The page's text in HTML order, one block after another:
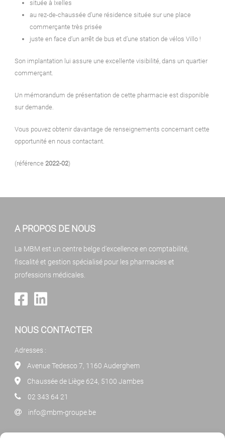
située à Ixelles
au rez-de-chaussée d’une résidence située sur une place
commerçante très prisée
juste en face d’un arrêt de bus et d’une station de vélos Villo !
Son implantation lui assure une excellente visibilité, dans un quartier
commerçant.
Un mémorandum de présentation de cette pharmacie est disponible
sur demande.
Vous pouvez obtenir davantage de renseignements concernant cette
opportunité en nous contactant.
(référence 2022-02)
A PROPOS DE NOUS
La MBM est un centre belge d'excellence en comptabilité,
fiscalité et gestion spécialisé pour les pharmacies et
professions médicales.
NOUS CONTACTER
Adresses :
Avenue Tedesco 7, 1160 Auderghem
Chaussée de Liège 624, 5100 Jambes
02 343 64 21
info@mbm-groupe.be